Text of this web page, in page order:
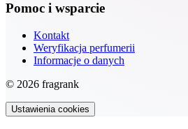
Pomoc i wsparcie
Kontakt
Weryfikacja perfumerii
Informacje o danych
© 2026 fragrank
Ustawienia cookies